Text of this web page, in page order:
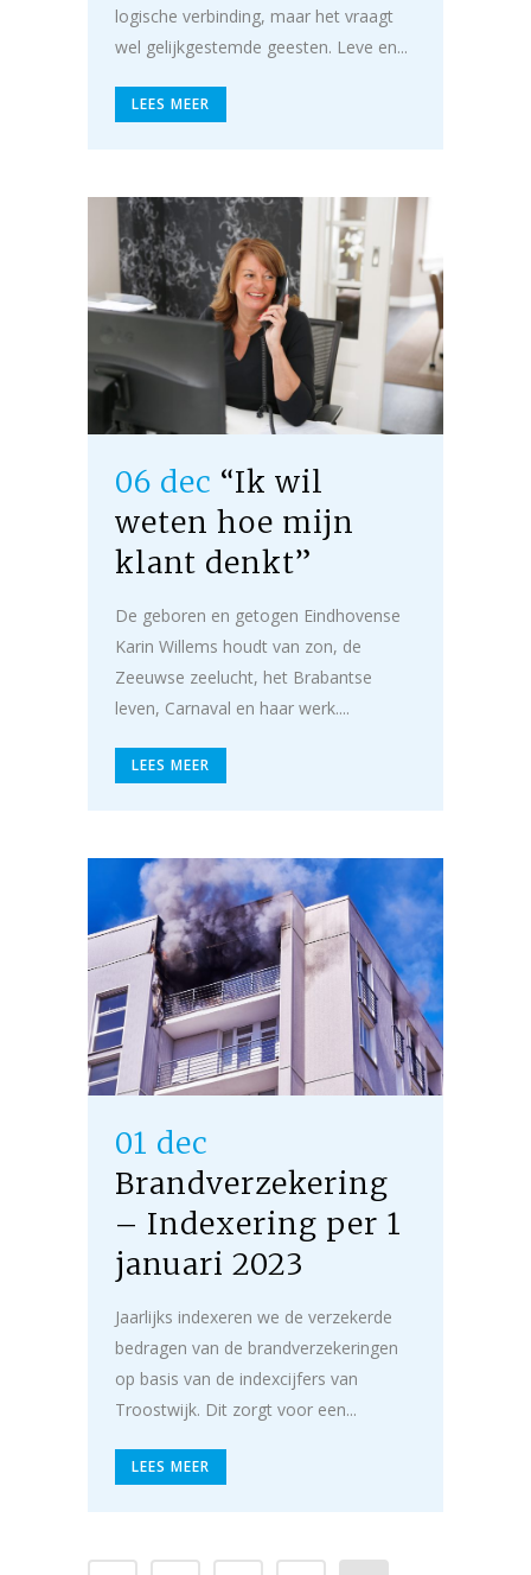
logische verbinding, maar het vraagt
wel gelijkgestemde geesten. Leve en...
LEES MEER
06 dec “Ik wil
weten hoe mijn
klant denkt”
De geboren en getogen Eindhovense
Karin Willems houdt van zon, de
Zeeuwse zeelucht, het Brabantse
leven, Carnaval en haar werk....
LEES MEER
01 dec
Brandverzekering
– Indexering per 1
januari 2023
Jaarlijks indexeren we de verzekerde
bedragen van de brandverzekeringen
op basis van de indexcijfers van
Troostwijk. Dit zorgt voor een...
LEES MEER